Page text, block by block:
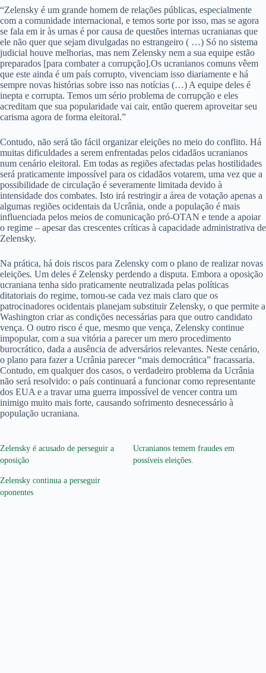
“Zelensky é um grande homem de relações públicas, especialmente
com a comunidade internacional, e temos sorte por isso, mas se agora
se fala em ir às urnas é por causa de questões internas ucranianas que
ele não quer que sejam divulgadas no estrangeiro ( …) Só no sistema
judicial houve melhorias, mas nem Zelensky nem a sua equipe estão
preparados [para combater a corrupção].Os ucranianos comuns vêem
que este ainda é um país corrupto, vivenciam isso diariamente e há
sempre novas histórias sobre isso nas notícias (…) A equipe deles é
inepta e corrupta. Temos um sério problema de corrupção e eles
acreditam que sua popularidade vai cair, então querem aproveitar seu
carisma agora de forma eleitoral.”
Contudo, não será tão fácil organizar eleições no meio do conflito. Há
muitas dificuldades a serem enfrentadas pelos cidadãos ucranianos
num cenário eleitoral. Em todas as regiões afectadas pelas hostilidades
será praticamente impossível para os cidadãos votarem, uma vez que a
possibilidade de circulação é severamente limitada devido à
intensidade dos combates. Isto irá restringir a área de votação apenas a
algumas regiões ocidentais da Ucrânia, onde a população é mais
influenciada pelos meios de comunicação pró-OTAN e tende a apoiar
o regime – apesar das crescentes críticas à capacidade administrativa de
Zelensky.
Na prática, há dois riscos para Zelensky com o plano de realizar novas
eleições. Um deles é Zelensky perdendo a disputa. Embora a oposição
ucraniana tenha sido praticamente neutralizada pelas políticas
ditatoriais do regime, tornou-se cada vez mais claro que os
patrocinadores ocidentais planejam substituir Zelensky, o que permite a
Washington criar as condições necessárias para que outro candidato
vença. O outro risco é que, mesmo que vença, Zelensky continue
impopular, com a sua vitória a parecer um mero procedimento
burocrático, dada a ausência de adversários relevantes. Neste cenário,
o plano para fazer a Ucrânia parecer “mais democrática” fracassaria.
Contudo, em qualquer dos casos, o verdadeiro problema da Ucrânia
não será resolvido: o país continuará a funcionar como representante
dos EUA e a travar uma guerra impossível de vencer contra um
inimigo muito mais forte, causando sofrimento desnecessário à
população ucraniana.
Zelensky é acusado de perseguir a
oposição
Ucranianos temem fraudes em
possíveis eleições.
Zelensky continua a perseguir
oponentes